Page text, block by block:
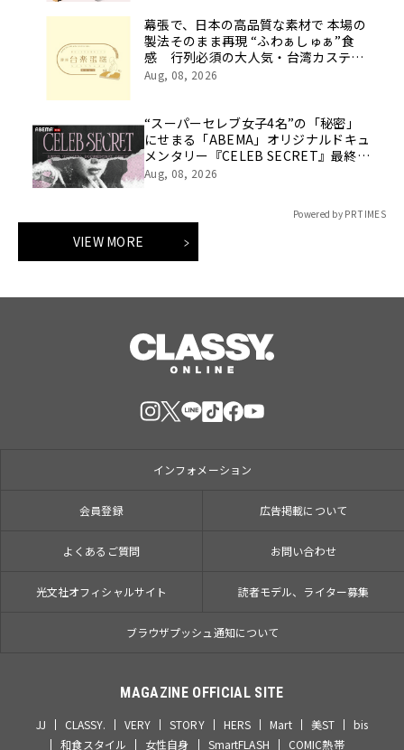
幕張で、日本の高品質な素材で 本場の
製法そのまま再現 “ふわぁしゅぁ”食
感 行列必須の大人気・台湾カステラ
が買える！
Aug, 08, 2026
“スーパーセレブ女子4名”の「秘密」
にせまる「ABEMA」オリジナルドキュ
メンタリー『CELEB SECRET』最終話
を目前に、番組MC陣の指原莉乃、満島
Aug, 08, 2026
Powered by PR TIMES
VIEW MORE
インフォメーション
会員登録 広告掲載について
よくあるご質問 お問い合わせ
光文社オフィシャルサイト 読者モデル、ライター募集
ブラウザプッシュ通知について
MAGAZINE OFFICIAL SITE
JJ CLASSY. VERY STORY HERS Mart 美ST
bis
和食スタイル
女性自身 SmartFLASH COMIC熱帯